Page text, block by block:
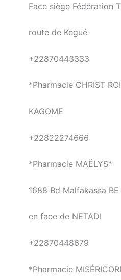
Face siège Fédération
route de Kegué
+22870443333
*Pharmacie CHRIST
KAGOME
+22822274666
*Pharmacie MAËLYS*
1688 Bd Malfakassa BE
en face de NETADI
+22870448679
*Pharmacie